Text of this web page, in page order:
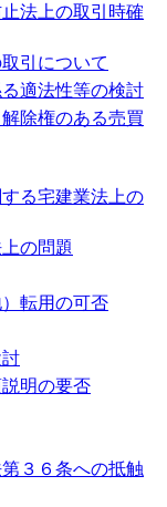
法上の取引時確
引について
適法性等の検討
除権のある売買
る宅建業法上の
の問題
転用の可否
明の要否
３６条への抵触